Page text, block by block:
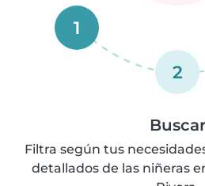
1
2
Buscar
Filtra según tus
detallados de las niñeras